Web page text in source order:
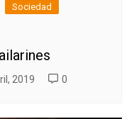
Sociedad
2019 0